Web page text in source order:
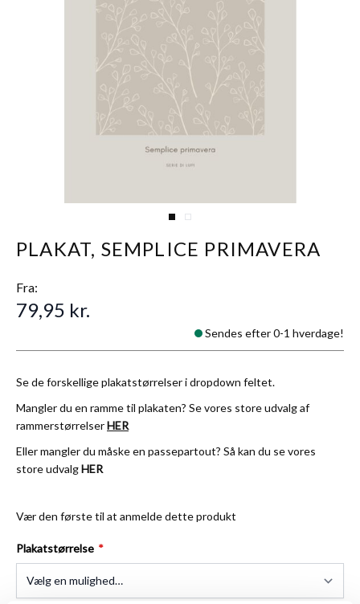
View larger image
View larger image
PLAKAT, SEMPLICE PRIMAVERA
Se de forskellige plakatstørrelser i dropdown feltet.
Mangler du en ramme til plakaten? Se vores store udvalg af
rammerstørrelserHER
Eller mangler du måske en passepartout? Så kan du se vores
store udvalgHER
Vær den første til at anmelde dette produkt
Fra:
79,95 kr.
Sendes efter 0-1 hverdage!
Plakatstørrelse